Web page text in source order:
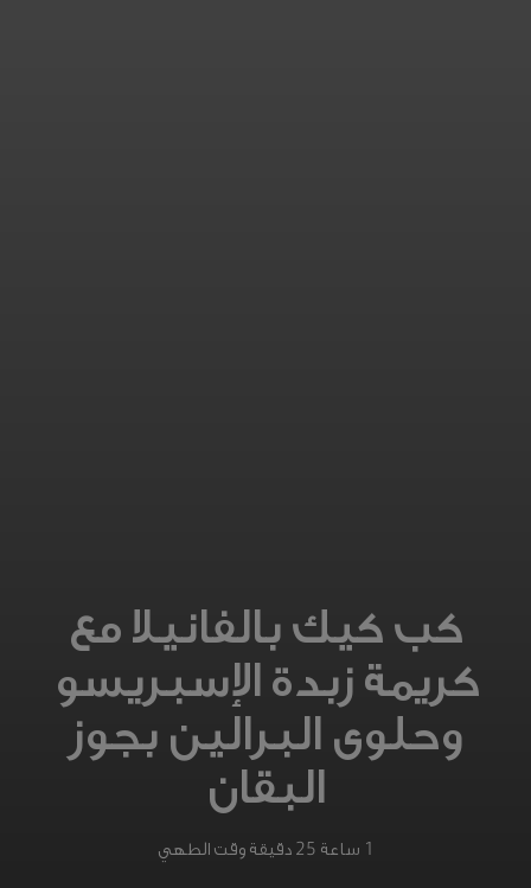
كب كيك بالفانيلا مع
كريمة زبدة الإسبريسو
وحلوى البرالين بجوز
البقان
1 ساعة 25 دقيقة وقت الطهي